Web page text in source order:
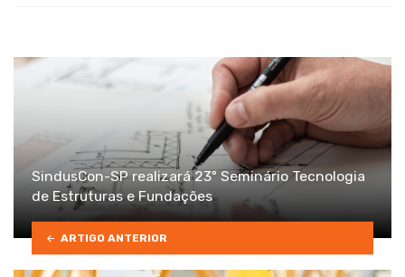
SindusCon-SP realizará 23º Seminário Tecnologia
de Estruturas e Fundações
ARTIGO ANTERIOR